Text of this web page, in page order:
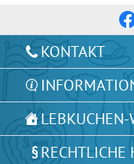
KONTAKT
LEBKUCHEN-
RECHTLICHE